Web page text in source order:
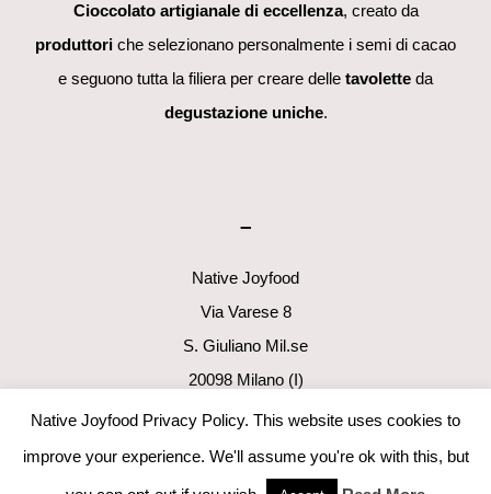
Cioccolato artigianale di eccellenza, creato da
produttori che selezionano personalmente i semi di cacao
e seguono tutta la filiera per creare delle tavolette da
degustazione uniche.
–
Native Joyfood
Via Varese 8
S. Giuliano Mil.se
20098 Milano (I)
p.i. 06411160960
info@nativejoyfood.com
Native Joyfood Privacy Policy. This website uses cookies to
improve your experience. We'll assume you're ok with this, but